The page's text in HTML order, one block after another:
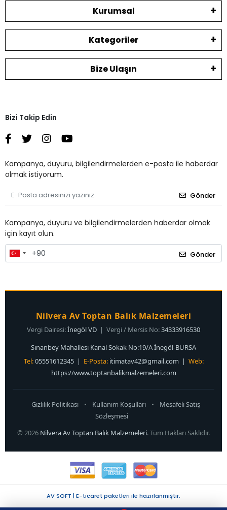
Kurumsal
Kategoriler
Bize Ulaşın
Bizi Takip Edin
Kampanya, duyuru, bilgilendirmelerden e-posta ile haberdar
olmak istiyorum.
Gönder
Kampanya, duyuru ve bilgilendirmelerden haberdar olmak
için kayıt olun.
Gönder
Nilvera Av Toptan Balık Malzemeleri
Vergi Dairesi:İnegöl VD | Vergi / Mersis No:34333916530
Sinanbey Mahallesi Kanal Sokak No:19/A İnegöl-BURSA
Tel:05551612345 | E-Posta: itimatav42@gmail.com | Web:
https://www.toptanbalikmalzemeleri.com
Gizlilik Politikası • Kullanım Koşulları •
Mesafeli Satış
Sözleşmesi
© 2026 Nilvera Av Toptan Balık Malzemeleri. Tüm Hakları Saklıdır.
AV SOFT | E-ticaret paketleri ile hazırlanmıştır.